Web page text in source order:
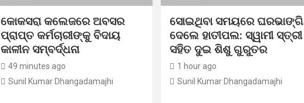
କୋକସରା କଲେଜରେ ଅବସର
ପ୍ରାପ୍ତ କର୍ମଚାରୀଙ୍କୁ ବିଦାୟ
କାଳୀନ ସମ୍ବର୍ଦ୍ଧନା
49 minutes ago
Sunil Kumar Dhangadamajhi
ସୋଇଥିବା ସମୟରେ ଘରଭାଙ୍ଗି
ଦେଲେ ହାତୀପଲ: ସ୍ୱାମୀ ସ୍ତ୍ରୀ
ସହିତ ଦୁଇ ଶିଶୁ ଗୁରୁତର
1 hour ago
Sunil Kumar Dhangadamajhi